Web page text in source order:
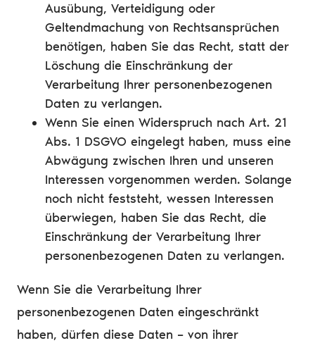
Ausübung, Verteidigung oder
Geltendmachung von Rechtsansprüchen
benötigen, haben Sie das Recht, statt der
Löschung die Einschränkung der
Verarbeitung Ihrer personenbezogenen
Daten zu verlangen.
Wenn Sie einen Widerspruch nach Art. 21
Abs. 1 DSGVO eingelegt haben, muss eine
Abwägung zwischen Ihren und unseren
Interessen vorgenommen werden. Solange
noch nicht feststeht, wessen Interessen
überwiegen, haben Sie das Recht, die
Einschränkung der Verarbeitung Ihrer
personenbezogenen Daten zu verlangen.
Wenn Sie die Verarbeitung Ihrer
personenbezogenen Daten eingeschränkt
haben, dürfen diese Daten – von ihrer